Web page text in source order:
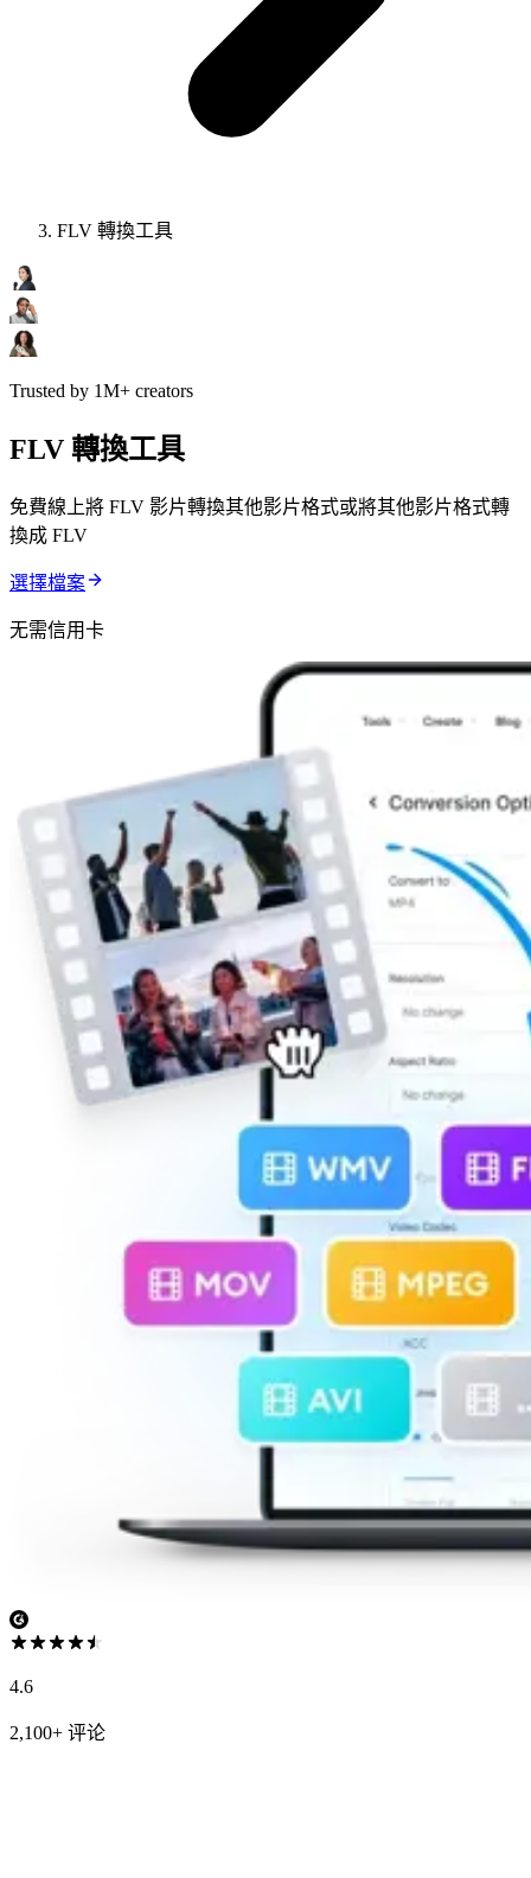
FLV 轉換工具
Trusted by 1M+ creators
FLV 轉換工具
免費線上將 FLV 影片轉換其他影片格式或將其他影片格式轉
換成 FLV
選擇檔案
无需信用卡
4.6
2,100+ 评论